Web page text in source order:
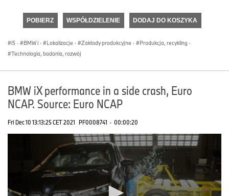
seconds
POBIERZ WSPÓŁDZIELENIE DODAJ DO KOSZYKA
i5 · BMW i · Lokalizacje · Zakłady produkcyjne · Produkcja, recykling ·
Technologia, badania, rozwój
BMW iX performance in a side crash, Euro
NCAP. Source: Euro NCAP
Fri Dec 10 13:13:25 CET 2021 PF0008741 · 00:00:20